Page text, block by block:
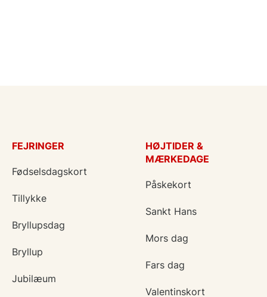
FEJRINGER
Fødselsdagskort
Tillykke
Bryllupsdag
Bryllup
Jubilæum
HØJTIDER &
MÆRKEDAGE
Påskekort
Sankt Hans
Mors dag
Fars dag
Valentinskort